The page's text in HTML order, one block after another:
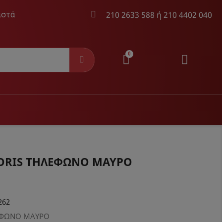
210 2633 588 ή 210 4402 040
Καλώδια Audio & Video &
ΤΗΛΕΦΩΝΟ ΜΑΥΡΟ
ΜΑΥΡΟ